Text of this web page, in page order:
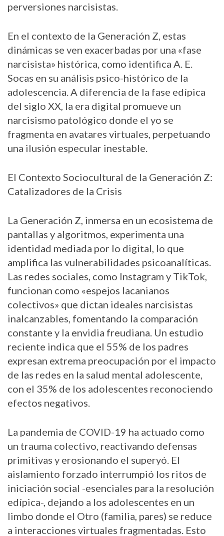
perversiones narcisistas.
En el contexto de la Generación Z, estas
dinámicas se ven exacerbadas por una «fase
narcisista» histórica, como identifica A. E.
Socas en su análisis psico-histórico de la
adolescencia. A diferencia de la fase edípica
del siglo XX, la era digital promueve un
narcisismo patológico donde el yo se
fragmenta en avatares virtuales, perpetuando
una ilusión especular inestable.
El Contexto Sociocultural de la Generación Z:
Catalizadores de la Crisis
La Generación Z, inmersa en un ecosistema de
pantallas y algoritmos, experimenta una
identidad mediada por lo digital, lo que
amplifica las vulnerabilidades psicoanalíticas.
Las redes sociales, como Instagram y TikTok,
funcionan como «espejos lacanianos
colectivos» que dictan ideales narcisistas
inalcanzables, fomentando la comparación
constante y la envidia freudiana. Un estudio
reciente indica que el 55% de los padres
expresan extrema preocupación por el impacto
de las redes en la salud mental adolescente,
con el 35% de los adolescentes reconociendo
efectos negativos.
La pandemia de COVID-19 ha actuado como
un trauma colectivo, reactivando defensas
primitivas y erosionando el superyó. El
aislamiento forzado interrumpió los ritos de
iniciación social -esenciales para la resolución
edípica-, dejando a los adolescentes en un
limbo donde el Otro (familia, pares) se reduce
a interacciones virtuales fragmentadas. Esto